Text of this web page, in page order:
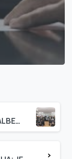
DRUGA KONFERENCIJA O ŽALBENIM MEHANIZMIMA